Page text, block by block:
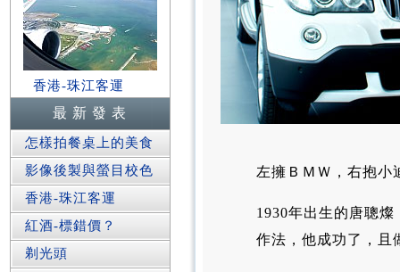
香港-珠江客運
最 新 發 表
怎樣拍餐桌上的美食
影像後製與螢目校色
香港-珠江客運
紅酒-標錯價？
剃光頭
左擁ＢＭＷ，右抱小
1930年出生的唐聰
作法，他成功了，且